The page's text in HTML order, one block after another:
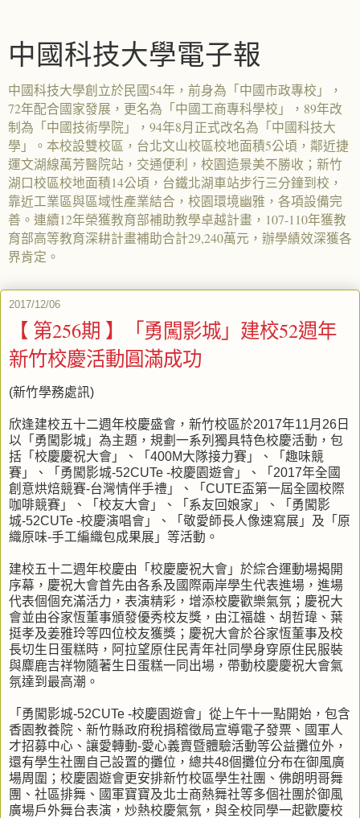
中國科技大學電子報
中國科技大學創立於民國54年，前身為「中國市政專校」，
72年配合國家發展，更名為「中國工商專科學校」，89年改
制為「中國技術學院」，94年8月正式改名為「中國科技大
學」。本校設雙校區，台北文山校區校地面積5公頃，鄰近捷
運文湖線萬芳醫院站，交通便利，校園造景美不勝收；新竹
湖口校區校地面積14公頃，台鐵北湖車站步行三分鐘到校，
靠近工業區與區域性產業結合，校園環境幽雅，各項設備完
善。連續12年榮獲教育部補助教學卓越計畫，107-110年獲教
育部高等教育深耕計畫補助合計29,240萬元，辦學績效深獲各
界肯定。
2017/12/06
【 第256期 】「勇闖影城」建校52週年
新竹校慶活動圓滿成功
(新竹學務處訊)
欣逢建校五十二週年校慶盛會，新竹校區於2017年11月26日
以「勇闖影城」為主題，規劃一系列獨具特色校慶活動，包
括「校慶慶祝大會」、「400M大隊接力賽」、「趣味競
賽」、「勇闖影城-52CUTe -校慶園遊會」、「2017年全國
創意烘焙競賽-台灣情伴手禮」、「CUTE盃第一屆全國校際
咖啡競賽」、「校友大會」、「系友回娘家」、「勇闖影
城-52CUTe -校慶演唱會」、「敬愛師長人像速寫展」及「原
織原味-手工編織包成果展」等活動。
建校五十二週年校慶由「校慶慶祝大會」於綜合運動場揭開
序幕，慶祝大會首先由各系及國際兩岸學生代表進場，進場
代表個個充滿活力，表演精彩，增添校慶歡樂氣氛；慶祝大
會並由谷家恆董事頒發優秀校友獎，由江福雄、胡哲瑋、葉
挺孝及姜雅玲等四位校友獲獎；慶祝大會於谷家恆董事及校
長切生日蛋糕時，阿拉望原住民青年社同學身穿原住民服裝
與麋鹿吉祥物隨著生日蛋糕一同出場，帶動校慶慶祝大會氣
氛達到最高潮。
「勇闖影城-52CUTe -校慶園遊會」從上午十一點開始，包含
香園教養院、新竹縣政府稅捐稽徵局宣導電子發票、國軍人
才招募中心、讓愛轉動-愛心義賣暨體驗活動等公益攤位外，
還有學生社團自己設置的攤位，總共48個攤位分布在御風廣
場周圍；校慶園遊會更安排新竹校區學生社團、佛朗明哥舞
團、社區排舞、國軍寶寶及北士商熱舞社等多個社團於御風
廣場戶外舞台表演，炒熱校慶氣氛，與全校同學一起歡慶校